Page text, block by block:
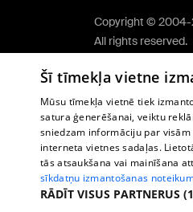
Copyright © 2004-
All rights reserved.
Šī tīmekļa vietne
Mūsu tīmekļa vietnē tiek
satura ģenerēšanai, veiktu
sniedzam informāciju par
interneta vietnes sadaļas.
tās atsaukšana vai mainīšana
sīkdatņu izmantošanas
RĀDĪT VISUS PARTNERUS